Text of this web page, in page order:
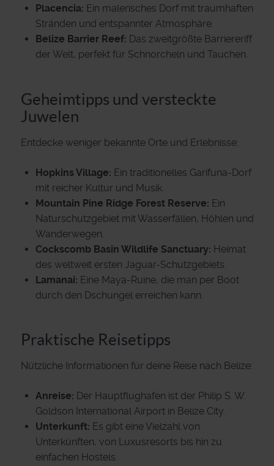
Placencia: Ein malerisches Dorf mit traumhaften
Stränden und entspannter Atmosphäre.
Belize Barrier Reef: Das zweitgrößte Barriereriff
der Welt, perfekt für Schnorcheln und Tauchen.
Geheimtipps und versteckte
Juwelen
Entdecke weniger bekannte Orte und Erlebnisse:
Hopkins Village: Ein traditionelles Garifuna-Dorf
mit reicher Kultur und Musik.
Mountain Pine Ridge Forest Reserve: Ein
Naturschutzgebiet mit Wasserfällen, Höhlen und
Wanderwegen.
Cockscomb Basin Wildlife Sanctuary: Heimat
des weltweit ersten Jaguar-Schutzgebiets.
Lamanai: Eine Maya-Ruine, die man per Boot
durch den Dschungel erreichen kann.
Praktische Reisetipps
Nützliche Informationen für deine Reise nach Belize:
Anreise: Der Hauptflughafen ist der Philip S. W.
Goldson International Airport in Belize City.
Unterkunft: Es gibt eine Vielzahl von
Unterkünften, von Luxusresorts bis hin zu
einfachen Hostels.